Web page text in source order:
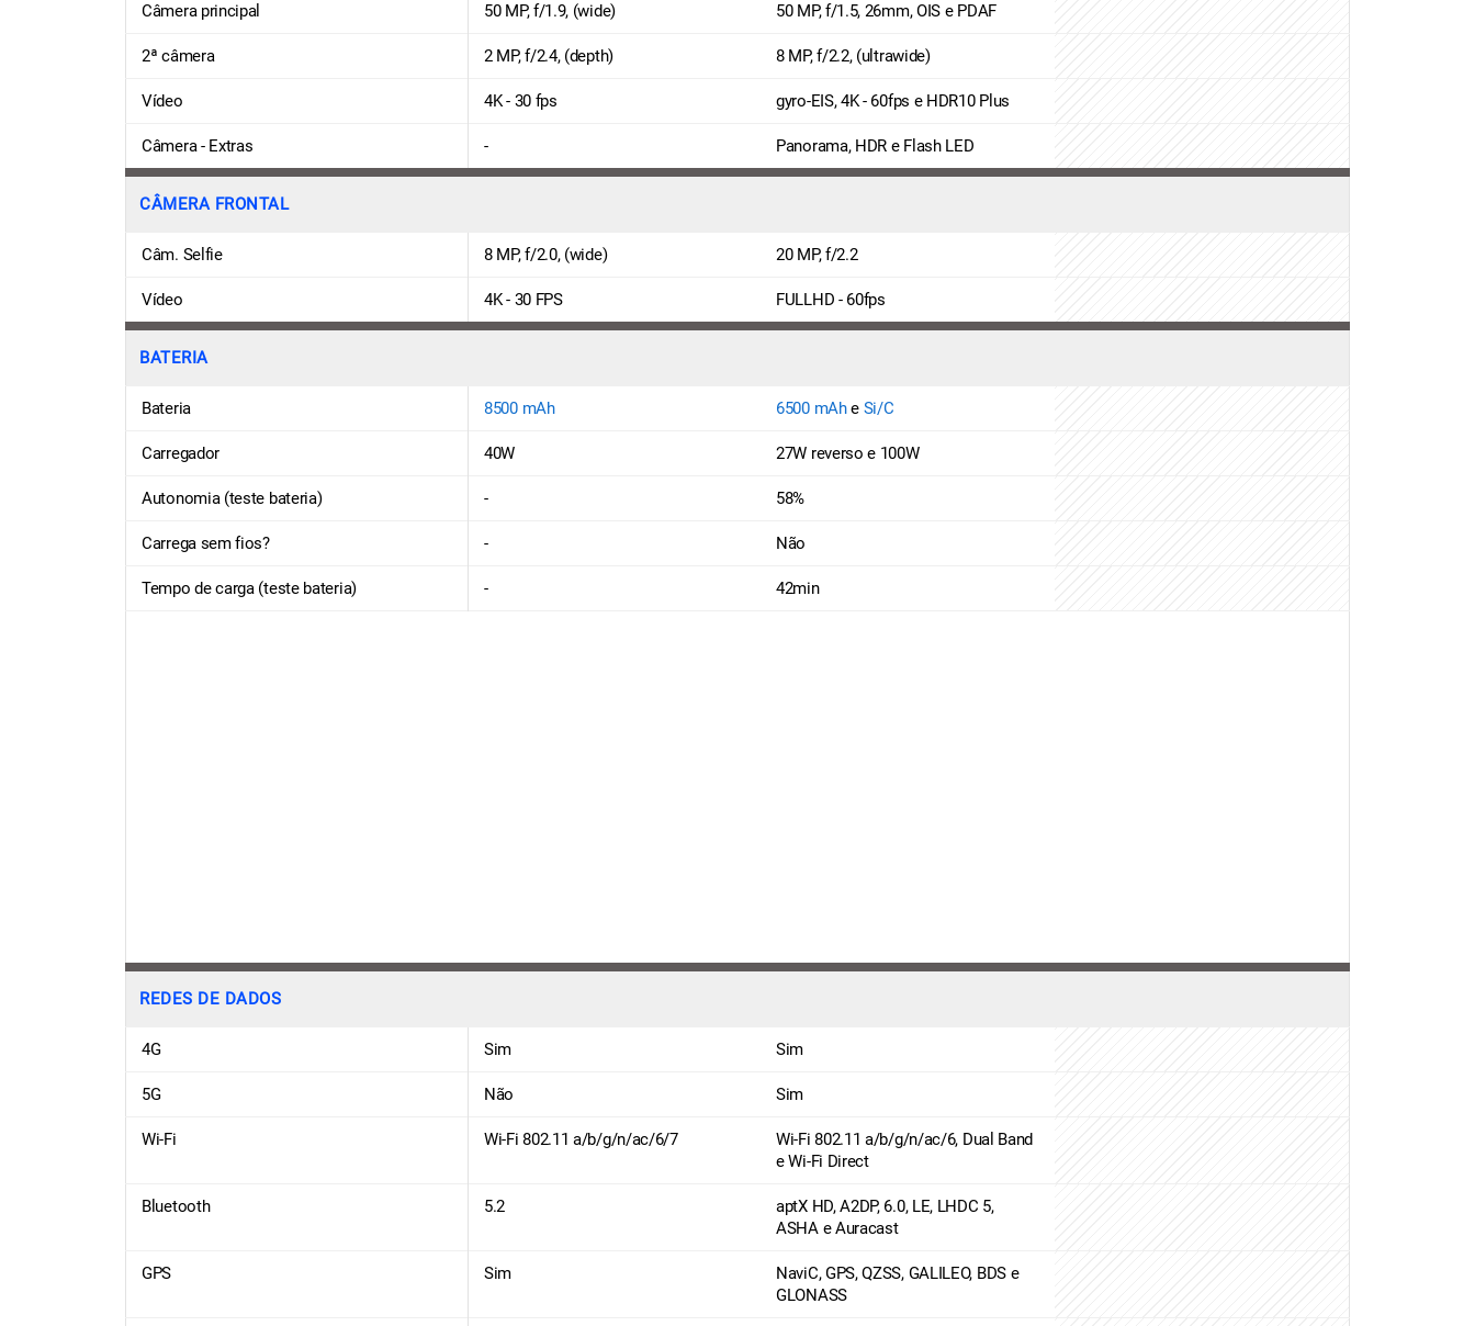
Câmera principal 50 MP, f/1.9, (wide) 50 MP, f/1.5, 26mm, OIS e PDAF
2ª câmera 2 MP, f/2.4, (depth) 8 MP, f/2.2, (ultrawide)
Vídeo 4K - 30 fps gyro-EIS, 4K - 60fps e HDR10 Plus
Câmera - Extras - Panorama, HDR e Flash LED
CÂMERA FRONTAL
Câm. Selfie 8 MP, f/2.0, (wide) 20 MP, f/2.2
Vídeo 4K - 30 FPS FULLHD - 60fps
BATERIA
Bateria 8500 mAh 6500 mAhe Si/C
Carregador 40W 27W reverso e 100W
Autonomia (teste bateria) - 58%
Carrega sem fios? - Não
Tempo de carga (teste bateria) - 42min
REDES DE DADOS
4G Sim Sim
5G Não Sim
Wi-Fi Wi-Fi 802.11 a/b/g/n/ac/6/7
Wi-Fi 802.11 a/b/g/n/ac/6, Dual Band
e Wi-Fi Direct
Bluetooth 5.2
aptX HD, A2DP, 6.0, LE, LHDC 5,
ASHA e Auracast
GPS Sim
NaviC, GPS, QZSS, GALILEO, BDS e
GLONASS